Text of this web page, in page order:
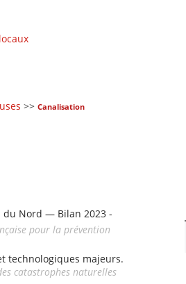
>> Canalisation
du Nord — Bilan 2023 -
pour la prévention
technologiques majeurs.
catastrophes naturelles